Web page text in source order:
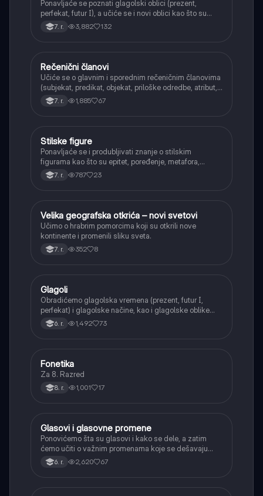
Ponavljaće se poznati glagolski oblici (prezent,
perfekat, futur I), a učiće se i novi oblici kao što su
aorist, imperfekat, pluskvamperfekat, futur II, kao i
glagolski prilozi i pridevi.
7. r. 3,882 132
Srpski jezik
Rečenični članovi
Učiće se o glavnim i sporednim rečeničnim članovima
(subjekat, predikat, objekat, priloške odredbe, atribut,
apozicija) i njihovoj funkciji.
7. r. 1,885 67
Srpski jezik
Stilske figure
Ponavljaće se i produbljivati znanje o stilskim
figurama kao što su epitet, poređenje, metafora,
personifikacija, hiperbola, onomatopeja, aliteracija i
asonanca, razumevajući njihovu ulogu u tekstu.
7. r. 787 23
Istorija
Velika geografska otkrića – novi svetovi
Učimo o hrabrim pomorcima koji su otkrili nove
kontinente i promenili sliku sveta.
7. r. 352 8
Srpski jezik
Glagoli
Obradićemo glagolska vremena (prezent, futur I,
perfekat) i glagolske načine, kao i glagolske oblike
(infinitiv, glagolski pridevi i prilozi) i glagolski vid
(svršeni i nesvršeni).
6. r. 1,492 73
Srpski jezik
Fonetika
Za 8. Razred
8. r. 1,001 17
Srpski jezik
Glasovi i glasovne promene
Ponovićemo šta su glasovi i kako se dele, a zatim
ćemo učiti o važnim promenama koje se dešavaju
kada se glasovi nađu jedan pored drugog u rečima
(npr. jednačenje suglasnika po zvučnosti i mestu
6. r. 2,620 67